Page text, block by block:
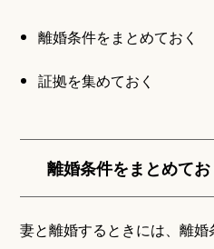
離婚条件をまとめておく
証拠を集めておく
離婚条件をまとめてお
妻と離婚するときには、離